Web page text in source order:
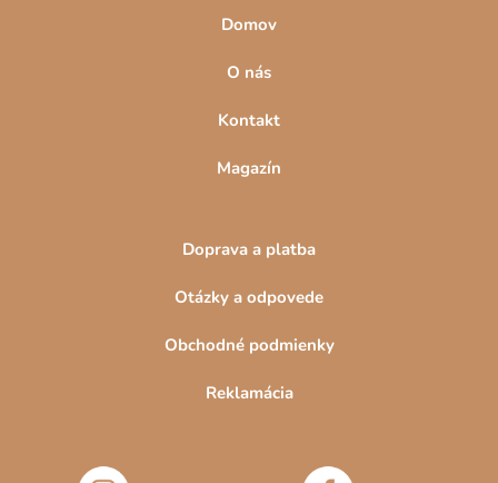
Domov
O nás
Kontakt
Magazín
Doprava a platba
Otázky a odpovede
Obchodné podmienky
Reklamácia